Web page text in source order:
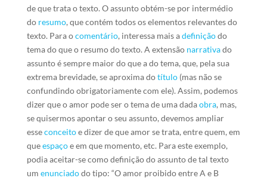
de que trata o texto. O assunto obtém-se por intermédio
do resumo, que contém todos os elementos relevantes do
texto. Para ocomentário, interessa mais adefiniçãodo
tema do que o resumo do texto. A extensão narrativado
assunto é sempre maior do que a do tema, que, pela sua
extrema brevidade, se aproxima dotítulo(mas não se
confundindo obrigatoriamente com ele). Assim, podemos
dizer que o amor pode ser o tema de uma dadaobra, mas,
se quisermos apontar o seu assunto, devemos ampliar
esseconceitoe dizer de que amor se trata, entre quem, em
queespaçoe em que momento, etc. Para este exemplo,
podia aceitar-se como definição do assunto de tal texto
um enunciadodo tipo: “O amor proibido entre A e B